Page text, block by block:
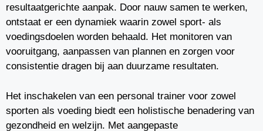
resultaatgerichte aanpak. Door nauw samen te werken,
ontstaat er een dynamiek waarin zowel sport- als
voedingsdoelen worden behaald. Het monitoren van
vooruitgang, aanpassen van plannen en zorgen voor
consistentie dragen bij aan duurzame resultaten.
Het inschakelen van een personal trainer voor zowel
sporten als voeding biedt een holistische benadering van
gezondheid en welzijn. Met aangepaste